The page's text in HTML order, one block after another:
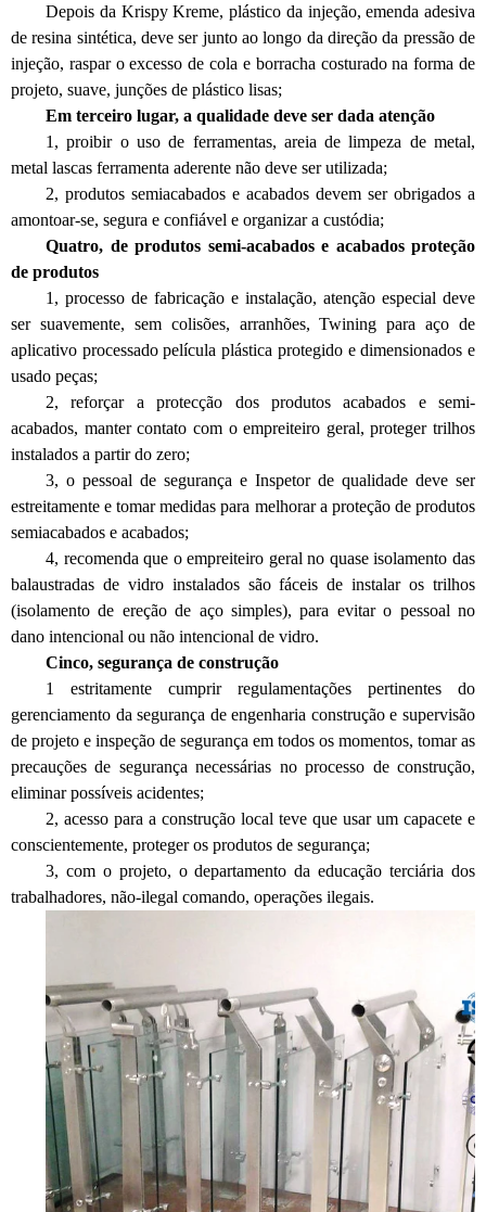
Depois da Krispy Kreme, plástico da injeção, emenda adesiva
de resina sintética, deve ser junto ao longo da direção da pressão de
injeção, raspar o excesso de cola e borracha costurado na forma de
projeto, suave, junções de plástico lisas;
Em terceiro lugar, a qualidade deve ser dada atenção
1, proibir o uso de ferramentas, areia de limpeza de metal,
metal lascas ferramenta aderente não deve ser utilizada;
2, produtos semiacabados e acabados devem ser obrigados a
amontoar-se, segura e confiável e organizar a custódia;
Quatro, de produtos semi-acabados e acabados proteção
de produtos
1, processo de fabricação e instalação, atenção especial deve
ser suavemente, sem colisões, arranhões, Twining para aço de
aplicativo processado película plástica protegido e dimensionados e
usado peças;
2, reforçar a protecção dos produtos acabados e semi-
acabados, manter contato com o empreiteiro geral, proteger trilhos
instalados a partir do zero;
3, o pessoal de segurança e Inspetor de qualidade deve ser
estreitamente e tomar medidas para melhorar a proteção de produtos
semiacabados e acabados;
4, recomenda que o empreiteiro geral no quase isolamento das
balaustradas de vidro instalados são fáceis de instalar os trilhos
(isolamento de ereção de aço simples), para evitar o pessoal no
dano intencional ou não intencional de vidro.
Cinco, segurança de construção
1 estritamente cumprir regulamentações pertinentes do
gerenciamento da segurança de engenharia construção e supervisão
de projeto e inspeção de segurança em todos os momentos, tomar as
precauções de segurança necessárias no processo de construção,
eliminar possíveis acidentes;
2, acesso para a construção local teve que usar um capacete e
conscientemente, proteger os produtos de segurança;
3, com o projeto, o departamento da educação terciária dos
trabalhadores, não-ilegal comando, operações ilegais.